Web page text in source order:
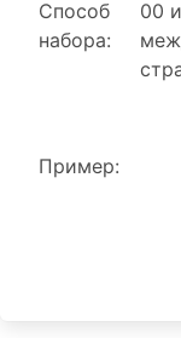
Способ
набора:
00
Пример: